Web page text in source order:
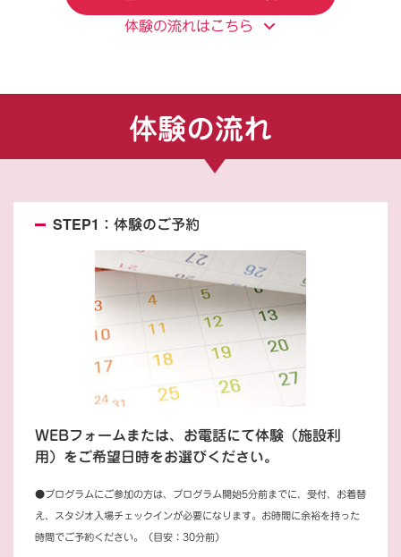
体験の流れはこちら
体験の流れ
STEP1：体験のご予約
WEBフォームまたは、お電話にて体験（施設利
用）をご希望日時をお選びください。
●プログラムにご参加の方は、プログラム開始5分前までに、受付、お着替
え、スタジオ入場チェックインが必要になります。お時間に余裕を持った
時間でご予約ください。（目安：30分前）